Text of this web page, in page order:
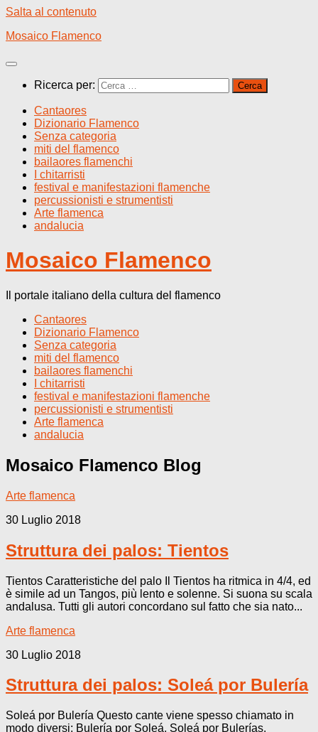
Salta al contenuto
Mosaico Flamenco
Ricerca per:
Cantaores
Dizionario Flamenco
Senza categoria
miti del flamenco
bailaores flamenchi
I chitarristi
festival e manifestazioni flamenche
percussionisti e strumentisti
Arte flamenca
andalucia
Mosaico Flamenco
Il portale italiano della cultura del flamenco
Cantaores
Dizionario Flamenco
Senza categoria
miti del flamenco
bailaores flamenchi
I chitarristi
festival e manifestazioni flamenche
percussionisti e strumentisti
Arte flamenca
andalucia
Mosaico Flamenco Blog
Arte flamenca
30 Luglio 2018
Struttura dei palos: Tientos
Tientos Caratteristiche del palo Il Tientos ha ritmica in 4/4, ed
è simile ad un Tangos, più lento e solenne. Si suona su scala
andalusa. Tutti gli autori concordano sul fatto che sia nato...
Arte flamenca
30 Luglio 2018
Struttura dei palos: Soleá por Bulería
Soleá por Bulería Questo cante viene spesso chiamato in
modo diversi: Bulería por Soleá, Soleá por Bulerías,